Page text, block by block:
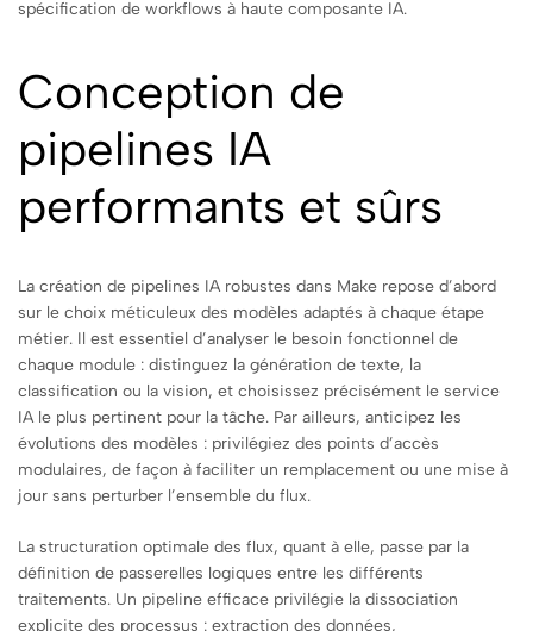
spécification de workflows à haute composante IA.
Conception de
pipelines IA
performants et sûrs
La création de pipelines IA robustes dans Make repose d’abord
sur le choix méticuleux des modèles adaptés à chaque étape
métier. Il est essentiel d’analyser le besoin fonctionnel de
chaque module : distinguez la génération de texte, la
classification ou la vision, et choisissez précisément le service
IA le plus pertinent pour la tâche. Par ailleurs, anticipez les
évolutions des modèles : privilégiez des points d’accès
modulaires, de façon à faciliter un remplacement ou une mise à
jour sans perturber l’ensemble du flux.
La structuration optimale des flux, quant à elle, passe par la
définition de passerelles logiques entre les différents
traitements. Un pipeline efficace privilégie la dissociation
explicite des processus : extraction des données,